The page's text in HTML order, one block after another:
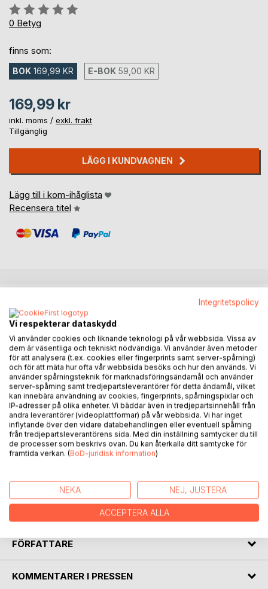
Betyg::
0%
0 Betyg
finns som:
BOK 169,99 KR E-BOK 59,00 KR
169,99 kr
inkl. moms / exkl. frakt
Tillgänglig
LÄGG I KUNDVAGNEN
Lägg till i kom-ihåglista
Recensera titel
Karsten är en pojke på 6 år som råkar ut för det mest
otroliga. Till sin hjälp har han ibland ett stentroll, som han
ropar på. Trollet är klurigt och Karsten modig. Tillsammans
löser de mysterier eller räddar någon från hemskheter. Så
går i regel de flesta Karstensagorna.
Den här boken handlar om när Karsten träffar Trollet för
första gången och hur det kom sig att de blev vänner.
Det började med att Karsten räddar en myrdrottning som
fastnat i en förtrollad grop. Sen hur myrorna hjälper Karsten
i över 100 år. Trollet berättar om farliga Gorgoner,
Gorgonjärer, snälla Mokator och om stentrollen. sen lovar
Trollet att alltid komma till undsättning.
FÖRFATTARE
KOMMENTARER I PRESSEN
Integritetspolicy
Vi respekterar dataskydd
Vi använder cookies och liknande teknologi på vår webbsida. Vissa av
dem är väsentliga och tekniskt nödvändiga. Vi använder även metoder
för att analysera (t.ex. cookies eller fingerprints samt server-spårning)
och för att mäta hur ofta vår webbsida besöks och hur den används. Vi
använder spårningsteknik för marknadsföringsändamål och använder
server-spårning samt tredjepartsleverantörer för detta ändamål, vilket
kan innebära användning av cookies, fingerprints, spårningspixlar och
IP-adresser på olika enheter. Vi bäddar även in tredjepartsinnehåll från
andra leverantörer (videoplattformar) på vår webbsida. Vi har inget
inflytande över den vidare databehandlingen eller eventuell spårning
från tredjepartsleverantörens sida. Med din inställning samtycker du till
de processer som beskrivs ovan. Du kan återkalla ditt samtycke för
framtida verkan. (BoD-juridisk information)
NEKA NEJ, JUSTERA
ACCEPTERA ALLA